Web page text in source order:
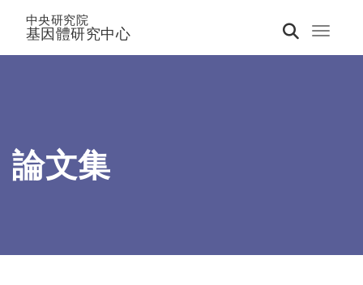
Toggle
中央研究院
基因體研究中心
論文集